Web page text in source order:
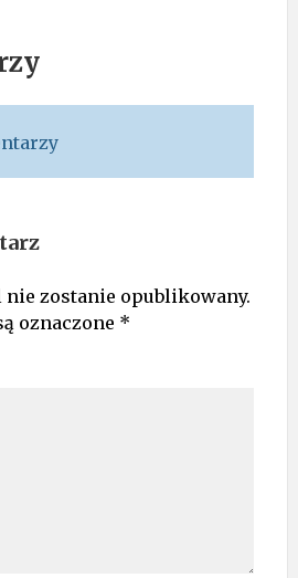
nie zostanie opublikowany.
oznaczone *